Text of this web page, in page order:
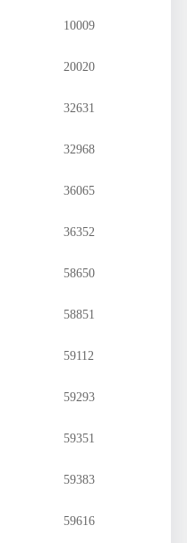
10009
20020
32631
32968
36065
36352
58650
58851
59112
59293
59351
59383
59616